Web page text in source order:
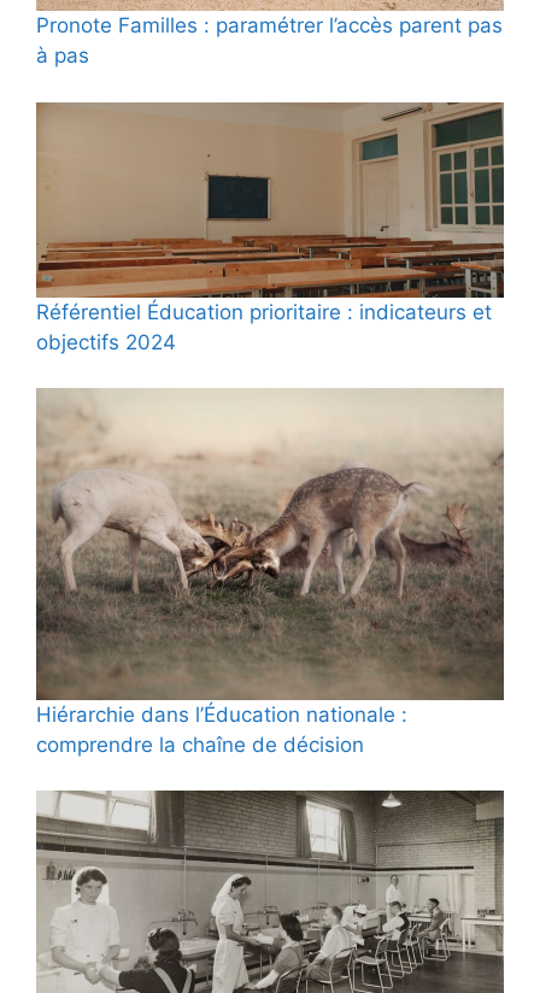
Pronote Familles : paramétrer l’accès parent pas
à pas
Référentiel Éducation prioritaire : indicateurs et
objectifs 2024
Hiérarchie dans l’Éducation nationale :
comprendre la chaîne de décision